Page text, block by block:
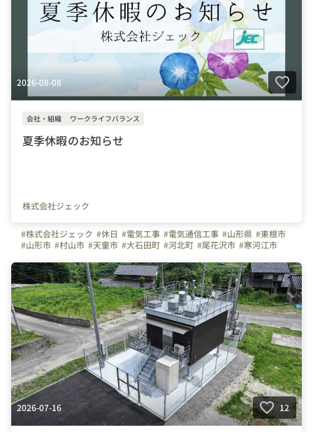
2026-08-08
会社・組織 ワークライフバランス
夏季休暇のお知らせ
株式会社ジェック
#株式会社ジェック #休日 #電気工事 #電気通信工事 #山形県 #東根市
#山形市 #村山市 #天童市 #大石田町 #河北町 #尾花沢市 #寒河江市
#配電工事 #電気主任技術者 #積算 #施工管理 #現場管理 #高所作業車
#電気 #電力 #地域密着 #安定成長 #社会インフラ #メンテナンス
#電気設備 #設備保全 #技能職 #チームワーク #スキルアップ
#若手活躍中 #ユースエール #はたらく人 #職場の雰囲気
#やりがいを感じる瞬間 #夏季休暇 #お知らせ
2026-07-16 12